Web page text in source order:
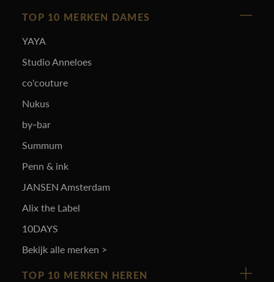
TOP 10 MERKEN DAMES
YAYA
Studio Anneloes
co'couture
Nukus
by-bar
Summum
Penn & ink
JANSEN Amsterdam
Alix the Label
10DAYS
Bekijk alle merken >
TOP 10 MERKEN HEREN